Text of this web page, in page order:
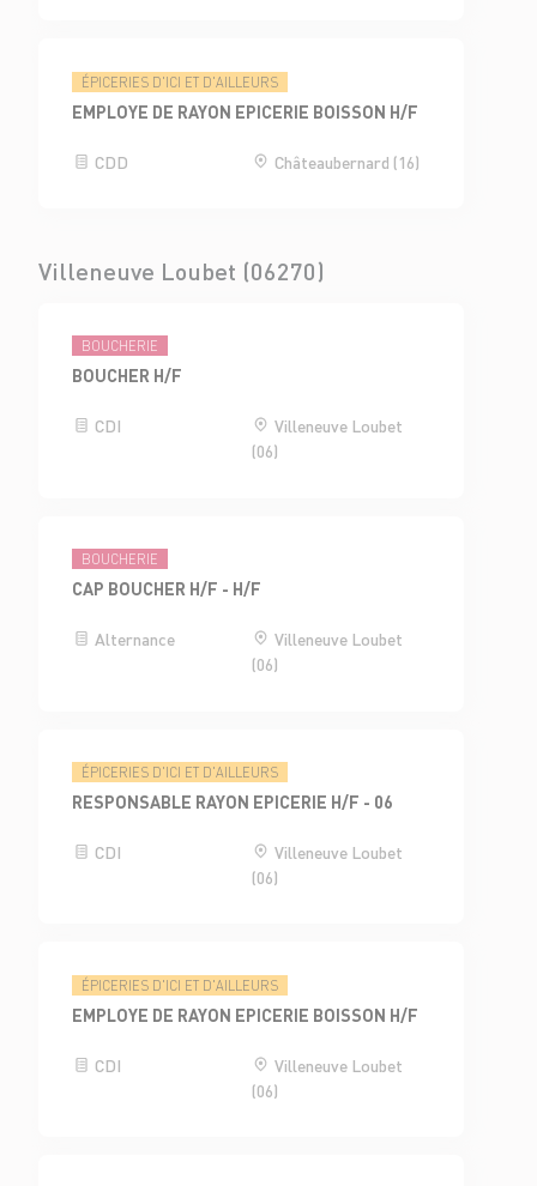
ÉPICERIES D'ICI ET D'AILLEURS
EMPLOYE DE RAYON EPICERIE BOISSON H/F
CDD Châteaubernard (16)
Villeneuve Loubet (06270)
BOUCHERIE
BOUCHER H/F
CDI
Villeneuve Loubet
(06)
BOUCHERIE
CAP BOUCHER H/F - H/F
Alternance
Villeneuve Loubet
(06)
ÉPICERIES D'ICI ET D'AILLEURS
RESPONSABLE RAYON EPICERIE H/F - 06
CDI
Villeneuve Loubet
(06)
ÉPICERIES D'ICI ET D'AILLEURS
EMPLOYE DE RAYON EPICERIE BOISSON H/F
CDI
Villeneuve Loubet
(06)